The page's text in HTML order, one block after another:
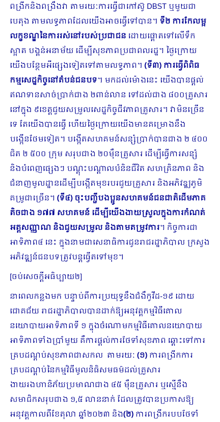
ពង្រីកនិងពង្រឹងវា តាមរយៈការធ្វើជាកៅស៊ូ DBST ឬមួយជា
បេតុង តាមលទ្ធភាពដែលយើងអាចធ្វើទៅបាន។ ទី២ ការកែលម្អ
លក្ខខណ្ឌនៃការរស់នៅរបស់ប្រជាជន ដោយផ្ដោតទៅលើទឹក
ស្អាត បង្គន់អនាម័យ ដើម្បីសុខភាពប្រជាពលរដ្ឋ។ ថ្ងៃក្រោយ
យើងបន្ថែមអីផ្សេងទៀតទៅតាមលទ្ធភាព។ (ទី៣) ការធ្វើពិពិធ
កម្មសេដ្ឋកិច្ចនៅតំបន់ជនបទ។ មកដល់ម៉ោងនេះ យើងបានផ្ដល់
ឥណទានសាច់ប្រាក់ជាង ២ពាន់លាន ទៅដល់ជាង ៨០០គ្រួសារ
នៅក្នុង ៩ខេត្តជួយសម្រួលសេដ្ឋកិច្ចជីវភាពគ្រួសារ។ វាមិនច្រើន
ទេ តែយើងបានធ្វើ ហើយថ្ងៃក្រោយយើងមានគម្រោងនឹង
បង្កើនថែមទៀត។ បង្កើតសហគមន៍សន្សំប្រាក់បានជាង ២ ៤០០
ជិត ២ ៥០០ ក្រុម សរុបជាង ២០ម៉ឺនគ្រួសារ ដើម្បីធ្វើការសន្សំ
និងបំពេញផ្សេងៗ បណ្ដុះបណ្ដាលបំនិនជីវិត សហគ្រិនភាព និង
ជំនាញមូលដ្ឋានដើម្បីបង្កើតមុខរបរជួយគ្រួសារ និងអភិវឌ្ឍភូមិ
គម្រូជាច្រើន។ (ទី៤) ចុះបញ្ជីបងប្អូនសហគមន៍ជនជាតិដើមភាគ
តិចជាង ១៧៧ សហគមន៍ ដើម្បីយើងងាយស្រួលក្នុងការកំណត់
អត្តសញ្ញាណ និងជួយសម្រួល និងតាមតម្រូវការ។​ កិច្ចការជា
អាទិភាព៤ នេះ ក្នុងនាមជាសេនាធិការជូនរាជរដ្ឋាភិបាល ក្រសួង
អភិវឌ្ឍន៍ជនបទត្រូវបន្តធ្វើតទៅមុខ។
[ចប់សេចក្ដីអធិប្បាយ២]
នាពេលកន្លងមក បន្ទាប់ពីការប្រយុទ្ធនឹងជំងឺ​កូវីដ-១៩ ដោយ
ជោគជ័យ​ រាជរដ្ឋាភិបាល​បានដាក់ឱ្យអនុវត្តកម្មវិធីគោល
នយោបាយអាទិភាពទី ១ ក្នុងចំណោមកម្មវិធីគោលនយោបាយ
អាទិភាពទាំងប្រាំមួយ គឺការផ្ដល់ការថែទាំសុខភាព ឆ្ពោះទៅការ
គ្របដណ្តប់សុខភាពជាសកល តាមរយៈ(១)ការពង្រីកការ
គ្របដណ្តប់នៃកម្មវិធីមូលនិធិសមធម៌ដល់គ្រួសារ
ងាយរងហានិភ័យប្រមាណជាង ៤៥ ម៉ឺនគ្រួសារ ឬស្មើនឹង
សមាជិកសរុបជាង ១,៥ លាននាក់ ដែលត្រូវបានប្រកាសឱ្យ
អនុវត្តកាលពីខែតុលា ឆ្នាំ២០២៣ និង(២)ការពង្រីករបបថែទាំ